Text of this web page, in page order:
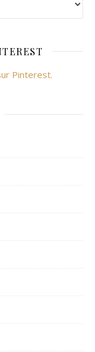
Pinterest.